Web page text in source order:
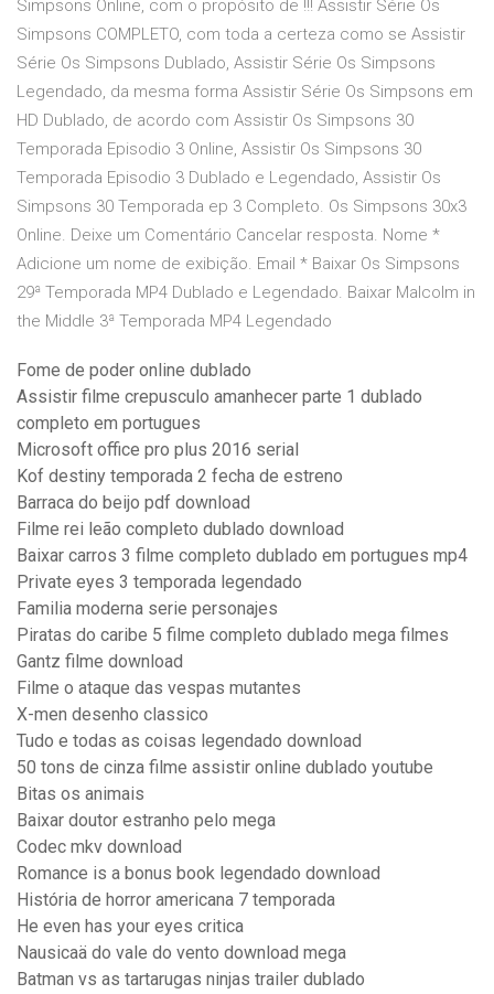
Simpsons Online, com o propósito de !!! Assistir Série Os
Simpsons COMPLETO, com toda a certeza como se Assistir
Série Os Simpsons Dublado, Assistir Série Os Simpsons
Legendado, da mesma forma Assistir Série Os Simpsons em
HD Dublado, de acordo com Assistir Os Simpsons 30
Temporada Episodio 3 Online, Assistir Os Simpsons 30
Temporada Episodio 3 Dublado e Legendado, Assistir Os
Simpsons 30 Temporada ep 3 Completo. Os Simpsons 30x3
Online. Deixe um Comentário Cancelar resposta. Nome *
Adicione um nome de exibição. Email * Baixar Os Simpsons
29ª Temporada MP4 Dublado e Legendado. Baixar Malcolm in
the Middle 3ª Temporada MP4 Legendado
Fome de poder online dublado
Assistir filme crepusculo amanhecer parte 1 dublado
completo em portugues
Microsoft office pro plus 2016 serial
Kof destiny temporada 2 fecha de estreno
Barraca do beijo pdf download
Filme rei leão completo dublado download
Baixar carros 3 filme completo dublado em portugues mp4
Private eyes 3 temporada legendado
Familia moderna serie personajes
Piratas do caribe 5 filme completo dublado mega filmes
Gantz filme download
Filme o ataque das vespas mutantes
X-men desenho classico
Tudo e todas as coisas legendado download
50 tons de cinza filme assistir online dublado youtube
Bitas os animais
Baixar doutor estranho pelo mega
Codec mkv download
Romance is a bonus book legendado download
História de horror americana 7 temporada
He even has your eyes critica
Nausicaä do vale do vento download mega
Batman vs as tartarugas ninjas trailer dublado